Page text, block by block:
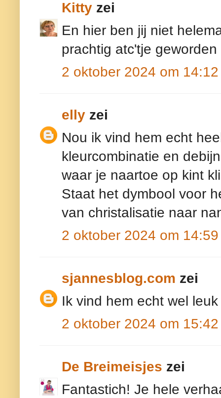
Kitty zei
En hier ben jij niet
prachtig atc'tje
2 oktober 2024 om 14:12
elly zei
Nou ik vind hem echt
kleurcombinatie en
waar je naartoe op kint
Staat het dymbool voor
van christalisatie naar
2 oktober 2024 om 14:59
sjannesblog.com zei
Ik vind hem echt wel
2 oktober 2024 om 15:42
De Breimeisjes zei
Fantastich! Je hele